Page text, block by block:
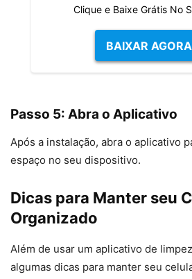
Clique e Baixe Grátis No
BAIXAR
Passo 5: Abra o Aplicativo
Após a instalação, abra o aplicativo
espaço no seu dispositivo.
Dicas para Manter seu
Organizado
Além de usar um aplicativo de
algumas dicas para manter seu